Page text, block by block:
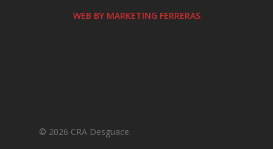
WEB BY MARKETING FERRERAS
© 2026 CRA Desguace.